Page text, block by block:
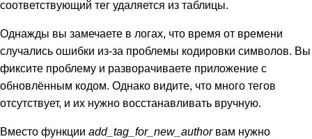
соответствующий тег удаляется из таблицы.
Однажды вы замечаете в логах, что время от времени
случались ошибки из-за проблемы кодировки символов. Вы
фиксите проблему и разворачиваете приложение с
обновлённым кодом. Однако видите, что много тегов
отсутствует, и их нужно восстанавливать вручную.
Вместо функции add_tag_for_new_authorвам нужно